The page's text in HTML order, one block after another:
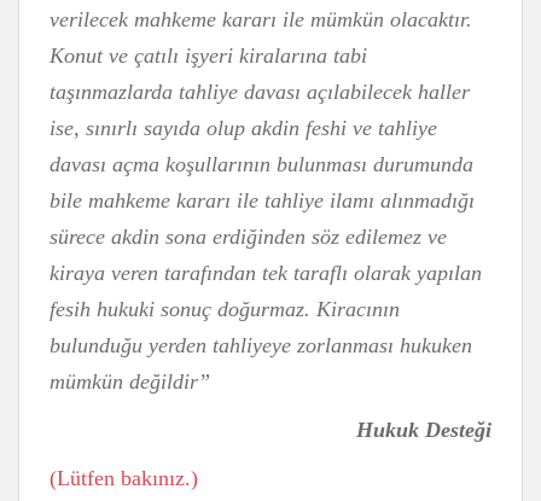
verilecek mahkeme kararı ile mümkün olacaktır.
Konut ve çatılı işyeri kiralarına tabi
taşınmazlarda tahliye davası açılabilecek haller
ise, sınırlı sayıda olup akdin feshi ve tahliye
davası açma koşullarının bulunması durumunda
bile mahkeme kararı ile tahliye ilamı alınmadığı
sürece akdin sona erdiğinden söz edilemez ve
kiraya veren tarafından tek taraflı olarak yapılan
fesih hukuki sonuç doğurmaz. Kiracının
bulunduğu yerden tahliyeye zorlanması hukuken
mümkün değildir”
Hukuk Desteği
(Lütfen bakınız.)